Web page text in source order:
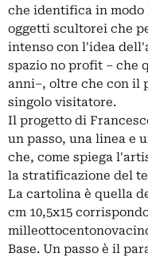
che identifica in modo
oggetti scultorei che
intenso con l'idea
spazio no profit – che
anni–, oltre che con il
singolo visitatore.
Il progetto di
un passo, una linea e
che, come spiega
la stratificazione del
La cartolina è quella
cm 10,5x15
Base. Un passo è il